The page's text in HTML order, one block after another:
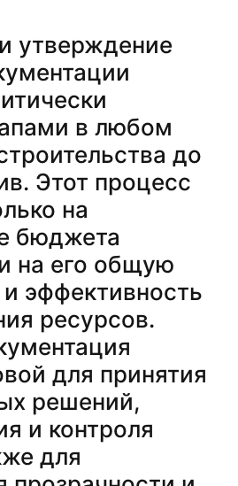
утверждение
в любом
до
Этот процесс
на
бюджета
на его общую
эффективность
ресурсов.
для принятия
решений,
и контроля
для